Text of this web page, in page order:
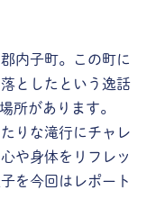
内子町。この町に
としたという逸話
所があります。
りな滝行にチャレ
や身体をリフレッ
を今回はレポート